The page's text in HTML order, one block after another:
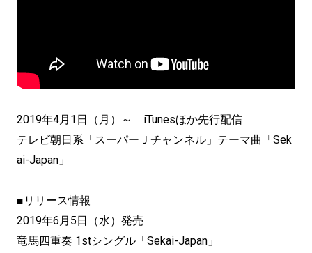
2019年4月1日（月）～ iTunesほか先行配信
テレビ朝日系「スーパーＪチャンネル」テーマ曲「Sek
ai-Japan」
■リリース情報
2019年6月5日（水）発売
竜馬四重奏 1stシングル「Sekai-Japan」